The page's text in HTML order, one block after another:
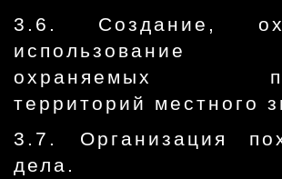
3.6. Создание,
охраняемых
территорий местного
3.7. Организация
дела.